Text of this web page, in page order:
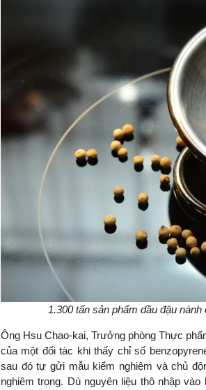
1.300 tấn sản phẩm dầu đậu
Ông Hsu Chao-kai, Trưởng phòng Thực
của một đối tác khi thấy chỉ số
sau đó tự gửi mẫu kiểm nghiệm và chủ
nghiêm trọng. Dù nguyên liệu thô nhập